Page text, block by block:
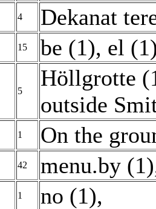
4 Dekanat
15 be (1), el
5
Höllgrotte
outside
1 On the
42 menu.by (1)
1 no (1),